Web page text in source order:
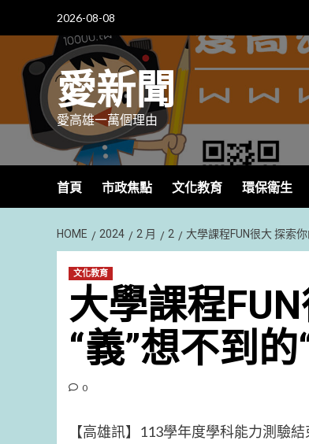
2026-08-08
愛新聞
愛高雄一萬個理由
首頁 市政焦點 文化教育 環保衛生
HOME 2024 2 月 2 大學課程FUN很大 探索
文化教育
大學課程
“義”想不到的
0
【高雄訊】113學年度學科能力測驗